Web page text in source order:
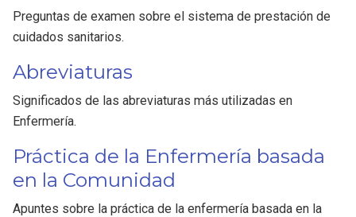
Preguntas de examen sobre el sistema de prestación de
cuidados sanitarios.
Abreviaturas
Significados de las abreviaturas más utilizadas en
Enfermería.
Práctica de la Enfermería basada
en la Comunidad
Apuntes sobre la práctica de la enfermería basada en la